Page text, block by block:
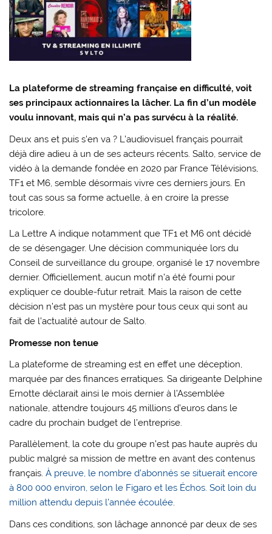
La plateforme de streaming française en difficulté, voit
ses principaux actionnaires la lâcher. La fin d’un modèle
voulu innovant, mais qui n’a pas survécu à la réalité.
Deux ans et puis s’en va ? L’audiovisuel français pourrait
déjà dire adieu à un de ses acteurs récents. Salto, service de
vidéo à la demande fondée en 2020 par France Télévisions,
TF1 et M6, semble désormais vivre ces derniers jours. En
tout cas sous sa forme actuelle, à en croire la presse
tricolore.
La Lettre A indique notamment que TF1 et M6 ont décidé
de se désengager. Une décision communiquée lors du
Conseil de surveillance du groupe, organisé le 17 novembre
dernier. Officiellement, aucun motif n’a été fourni pour
expliquer ce double-futur retrait. Mais la raison de cette
décision n’est pas un mystère pour tous ceux qui sont au
fait de l’actualité autour de Salto.
Promesse non tenue
La plateforme de streaming est en effet une déception,
marquée par des finances erratiques. Sa dirigeante Delphine
Ernotte déclarait ainsi le mois dernier à l’Assemblée
nationale, attendre toujours 45 millions d’euros dans le
cadre du prochain budget de l’entreprise.
Parallèlement, la cote du groupe n’est pas haute auprès du
public malgré sa mission de mettre en avant des contenus
français.À preuve, le nombre d’abonnés se situerait encore
à 800 000 environ, selon le Figaro et les Échos. Soit loin du
million attendu depuis l’année écoulée.
Dans ces conditions, son lâchage annoncé par deux de ses